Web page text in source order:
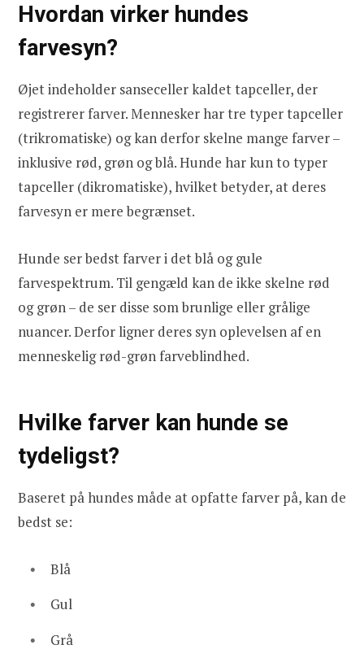
Hvordan virker hundes
farvesyn?
Øjet indeholder sanseceller kaldet tapceller, der
registrerer farver. Mennesker har tre typer tapceller
(trikromatiske) og kan derfor skelne mange farver –
inklusive rød, grøn og blå. Hunde har kun to typer
tapceller (dikromatiske), hvilket betyder, at deres
farvesyn er mere begrænset.
Hunde ser bedst farver i det blå og gule
farvespektrum. Til gengæld kan de ikke skelne rød
og grøn – de ser disse som brunlige eller grålige
nuancer. Derfor ligner deres syn oplevelsen af en
menneskelig rød-grøn farveblindhed.
Hvilke farver kan hunde se
tydeligst?
Baseret på hundes måde at opfatte farver på, kan de
bedst se:
Blå
Gul
Grå